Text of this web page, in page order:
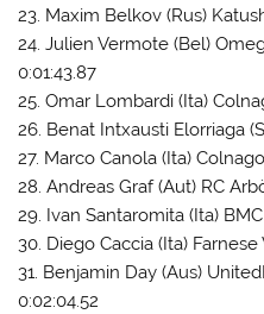
23. Maxim Belkov (Rus)
24. Julien Vermote (Bel)
0:01:43.87
25. Omar Lombardi (Ita)
26. Benat Intxausti Elorriaga
27. Marco Canola (Ita)
28. Andreas Graf (Aut) RC
29. Ivan Santaromita (Ita)
30. Diego Caccia (Ita)
31. Benjamin Day (Aus)
0:02:04.52